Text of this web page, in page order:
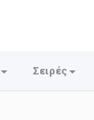
Σειρές